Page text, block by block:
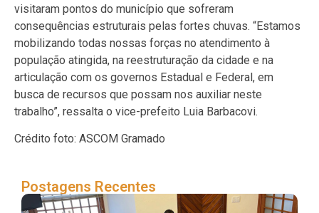
visitaram pontos do município que sofreram
consequências estruturais pelas fortes chuvas. “Estamos
mobilizando todas nossas forças no atendimento à
população atingida, na reestruturação da cidade e na
articulação com os governos Estadual e Federal, em
busca de recursos que possam nos auxiliar neste
trabalho”, ressalta o vice-prefeito Luia Barbacovi.
Crédito foto: ASCOM Gramado
Postagens Recentes